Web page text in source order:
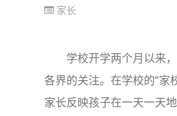
家长
学校开学两个月以来
各界的关注。在学校的“家
家长反映孩子在一天一天